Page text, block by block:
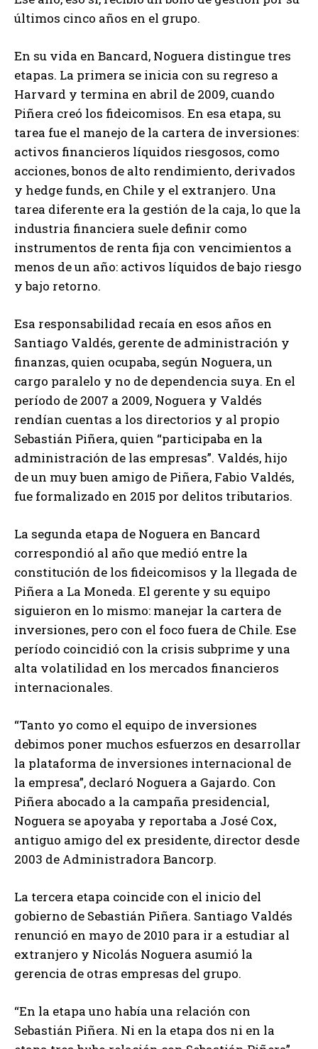
últimos cinco años en el grupo.
En su vida en Bancard, Noguera distingue tres
etapas. La primera se inicia con su regreso a
Harvard y termina en abril de 2009, cuando
Piñera creó los fideicomisos. En esa etapa, su
tarea fue el manejo de la cartera de inversiones:
activos financieros líquidos riesgosos, como
acciones, bonos de alto rendimiento, derivados
y hedge funds, en Chile y el extranjero. Una
tarea diferente era la gestión de la caja, lo que la
industria financiera suele definir como
instrumentos de renta fija con vencimientos a
menos de un año: activos líquidos de bajo riesgo
y bajo retorno.
Esa responsabilidad recaía en esos años en
Santiago Valdés, gerente de administración y
finanzas, quien ocupaba, según Noguera, un
cargo paralelo y no de dependencia suya. En el
período de 2007 a 2009, Noguera y Valdés
rendían cuentas a los directorios y al propio
Sebastián Piñera, quien “participaba en la
administración de las empresas”. Valdés, hijo
de un muy buen amigo de Piñera, Fabio Valdés,
fue formalizado en 2015 por delitos tributarios.
La segunda etapa de Noguera en Bancard
correspondió al año que medió entre la
constitución de los fideicomisos y la llegada de
Piñera a La Moneda. El gerente y su equipo
siguieron en lo mismo: manejar la cartera de
inversiones, pero con el foco fuera de Chile. Ese
período coincidió con la crisis subprime y una
alta volatilidad en los mercados financieros
internacionales.
“Tanto yo como el equipo de inversiones
debimos poner muchos esfuerzos en desarrollar
la plataforma de inversiones internacional de
la empresa”, declaró Noguera a Gajardo. Con
Piñera abocado a la campaña presidencial,
Noguera se apoyaba y reportaba a José Cox,
antiguo amigo del ex presidente, director desde
2003 de Administradora Bancorp.
La tercera etapa coincide con el inicio del
gobierno de Sebastián Piñera. Santiago Valdés
renunció en mayo de 2010 para ir a estudiar al
extranjero y Nicolás Noguera asumió la
gerencia de otras empresas del grupo.
“En la etapa uno había una relación con
Sebastián Piñera. Ni en la etapa dos ni en la